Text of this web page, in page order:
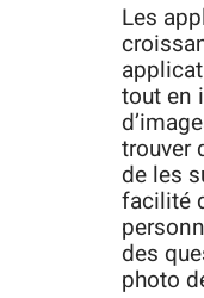
Les
tout en
trouver
de les
facilité
des
photo